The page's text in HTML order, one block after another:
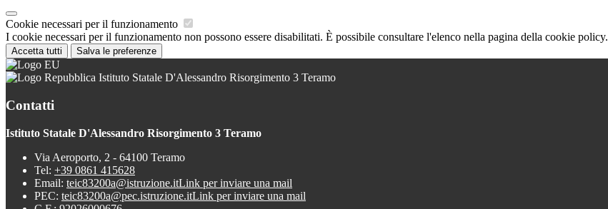
Cookie necessari per il funzionamento
I cookie necessari per il funzionamento non possono essere disabilitati. È possibile consultare l'elenco nella pagina della cookie policy.
Accetta tutti Salva le preferenze
Istituto Statale D'Alessandro Risorgimento 3 Teramo
Contatti
Istituto Statale D'Alessandro Risorgimento 3 Teramo
Via Aeroporto, 2 - 64100 Teramo
Tel: +39 0861 415628
Email: teic83200a@istruzione.itLink per inviare una mail
PEC: teic83200a@pec.istruzione.itLink per inviare una mail